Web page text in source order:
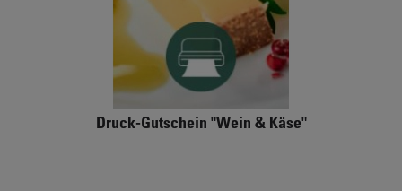
Druck-Gutschein "Wein & Käse"